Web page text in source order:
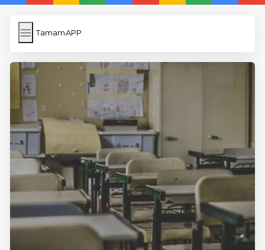
TamamAPP
TamamAPP
Resim Yükle
Wordpress Cache
Anasayfa
5 Günde İngilizce
İngilizce
Dil Eğitimi
En Hızlı İngilizce